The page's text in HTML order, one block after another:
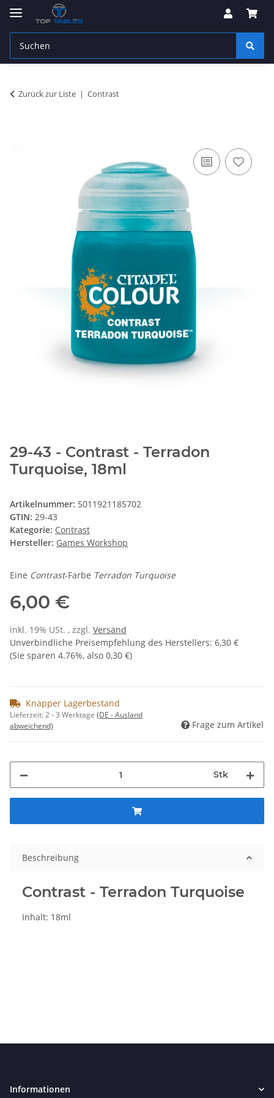
Zurück zur Liste Contrast
29-43 - Contrast - Terradon
Turquoise, 18ml
Artikelnummer: 5011921185702
GTIN: 29-43
Kategorie: Contrast
Hersteller: Games Workshop
Eine Contrast-Farbe Terradon Turquoise
6,00 €
inkl. 19% USt. , zzgl. Versand
Unverbindliche Preisempfehlung des Herstellers: 6,30 €
(Sie sparen 4.76%, also 0,30 €)
Knapper Lagerbestand
Lieferzeit:2 - 3 Werktage (DE - Ausland
abweichend)
Frage zum Artikel
Stk
Beschreibung
Contrast - Terradon Turquoise
Inhalt: 18ml
Informationen